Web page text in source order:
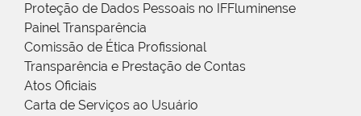
Proteção de Dados Pessoais no IFFluminense
Painel Transparência
Comissão de Ética Profissional
Transparência e Prestação de Contas
Atos Oficiais
Carta de Serviços ao Usuário